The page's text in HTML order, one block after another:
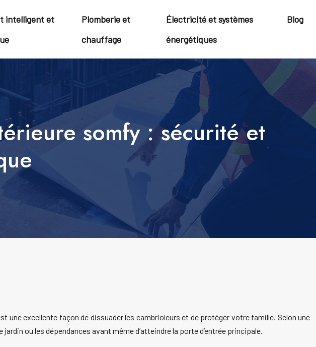
intelligent et
Plomberie et
chauffage
Électricité et systèmes
énergétiques
Blog
somfy : sécurité et
excellente façon de dissuader les cambrioleurs et de protéger votre famille. Selon une
ou les dépendances avant même d’atteindre la porte d’entrée principale.